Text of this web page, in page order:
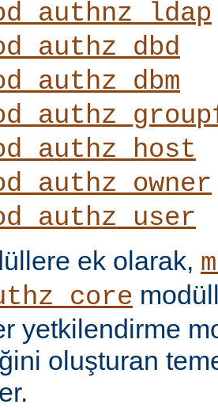
ek olarak,
yetkilendirme
oluşturan